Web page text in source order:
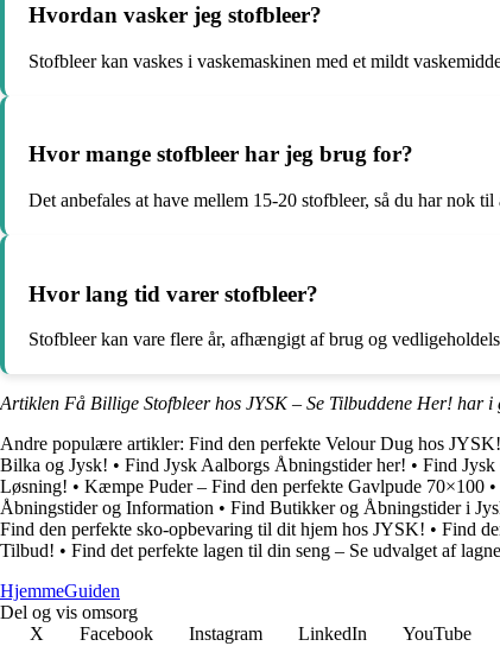
Hvordan vasker jeg stofbleer?
Stofbleer kan vaskes i vaskemaskinen med et mildt
Hvor mange stofbleer har jeg brug for?
Det anbefales at have mellem 15-20 stofbleer, så du har nok
Hvor lang tid varer stofbleer?
Stofbleer kan vare flere år, afhængigt af brug og
Artiklen Få Billige Stofbleer hos JYSK – Se Tilbuddene Her! har i
Andre populære artikler: Find den perfekte Velour Dug hos JYSK!
Bilka og Jysk! • Find Jysk Aalborgs Åbningstider her! • Find
Løsning! • Kæmpe Puder – Find den perfekte Gavlpude 70×100 •
Åbningstider og Information • Find Butikker og Åbningstider i
Find den perfekte sko-opbevaring til dit hjem hos JYSK! • Find
Tilbud! • Find det perfekte lagen til din seng – Se udvalget af
HjemmeGuiden
Del og vis omsorg
X
Facebook Instagram LinkedIn YouTube